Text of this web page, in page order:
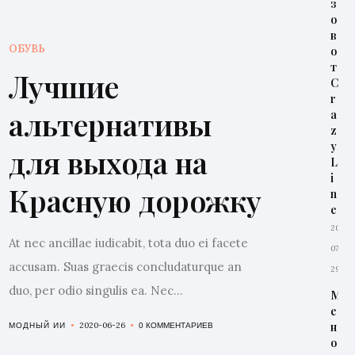
ОБУВЬ
Лучшие
альтернативы
для выхода на
Красную дорожку
At nec ancillae iudicabit, tota duo ei facete
accusam. Suas graecis concludaturque an
duo, per odio singulis ea. Nec...
МОДНЫЙ ИИ 2020-06-26 0 КОММЕНТАРИЕВ
з
о
в
о
т
C
r
a
z
y
L
i
n
e
2026-
07-
29
М
е
н
о